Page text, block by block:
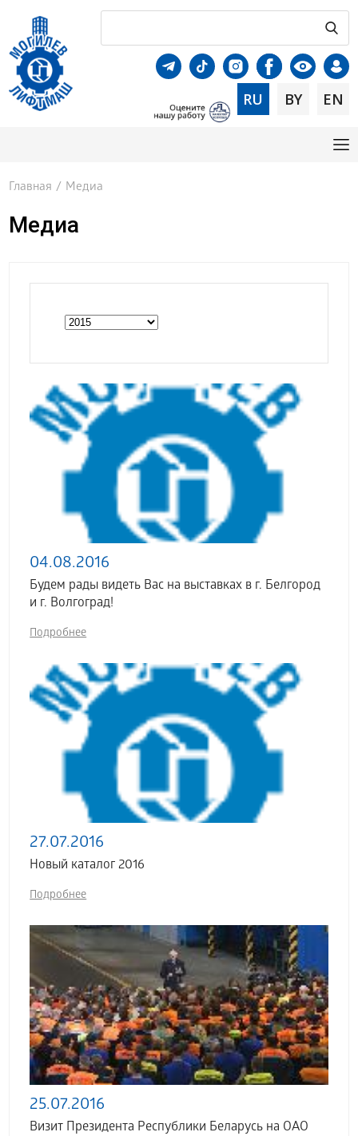
RU BY EN
Главная / Медиа
Медиа
04.08.2016
Будем рады видеть Вас на выставках в г. Белгород
и г. Волгоград!
Подробнее
27.07.2016
Новый каталог 2016
Подробнее
25.07.2016
Визит Президента Республики Беларусь на ОАО